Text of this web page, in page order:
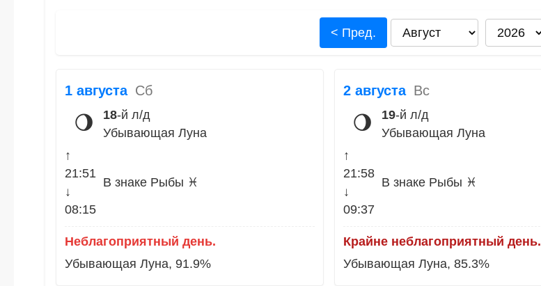
< Пред.
1 августа Сб
🌖 18-й л/д
Убывающая Луна
↑
21:51
↓
08:15
В знаке Рыбы ♓
Неблагоприятный день.
Убывающая Луна, 91.9%
2 августа Вс
🌖 19-й л/д
Убывающая Луна
↑
21:58
↓
09:37
В знаке Рыбы ♓
Крайне неблагоприятный день.
Убывающая Луна, 85.3%